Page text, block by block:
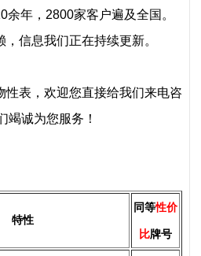
年，2800家客户遍及全国。
信息我们正在持续更新。
性表，欢迎您直接给我们来电咨
竭诚为您服务！
特性
同等性价
比牌号